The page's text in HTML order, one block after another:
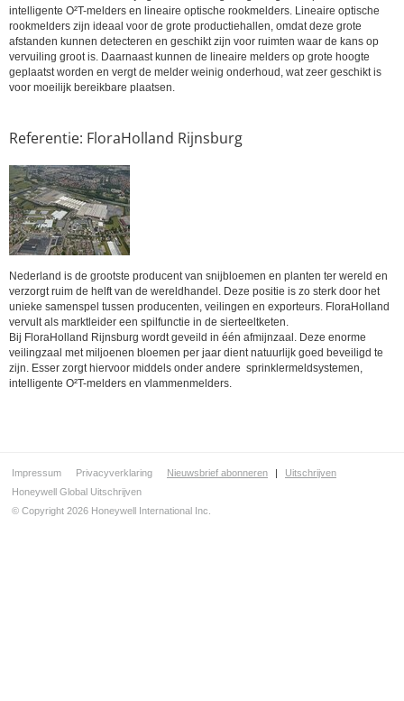
intelligente O²T-melders en lineaire optische rookmelders. Lineaire optische
rookmelders zijn ideaal voor de grote productiehallen, omdat deze grote
afstanden kunnen detecteren en geschikt zijn voor ruimten waar de kans op
vervuiling groot is. Daarnaast kunnen de lineaire melders op grote hoogte
geplaatst worden en vergt de melder weinig onderhoud, wat zeer geschikt is
voor moeilijk bereikbare plaatsen.
Referentie: FloraHolland Rijnsburg
Nederland is de grootste producent van snijbloemen en planten ter wereld en
verzorgt ruim de helft van de wereldhandel. Deze positie is zo sterk door het
unieke samenspel tussen producenten, veilingen en exporteurs. FloraHolland
vervult als marktleider een spilfunctie in de sierteeltketen.
Bij FloraHolland Rijnsburg wordt geveild in één afmijnzaal. Deze enorme
veilingzaal met miljoenen bloemen per jaar dient natuurlijk goed beveiligd te
zijn. Esser zorgt hiervoor middels onder andere sprinklermeldsystemen,
intelligente O²T-melders en vlammenmelders.
Impressum Privacyverklaring Nieuwsbrief abonneren
Uitschrijven
Honeywell Global Uitschrijven
© Copyright 2026 Honeywell International Inc.